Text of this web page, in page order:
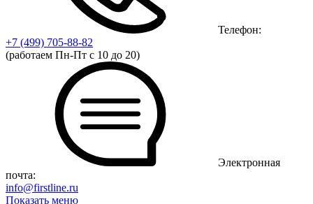
Телефон:
+7 (499) 705-88-82
(работаем Пн-Пт с 10 до 20)
Электронная
почта:
info@firstline.ru
Показать меню